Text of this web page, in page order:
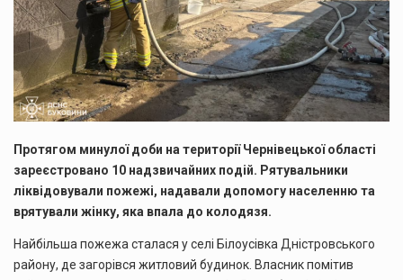
Протягом минулої доби на території Чернівецької області
зареєстровано 10 надзвичайних подій. Рятувальники
ліквідовували пожежі, надавали допомогу населенню та
врятували жінку, яка впала до колодязя.
Найбільша пожежа сталася у селі Білоусівка Дністровського
району, де загорівся житловий будинок. Власник помітив